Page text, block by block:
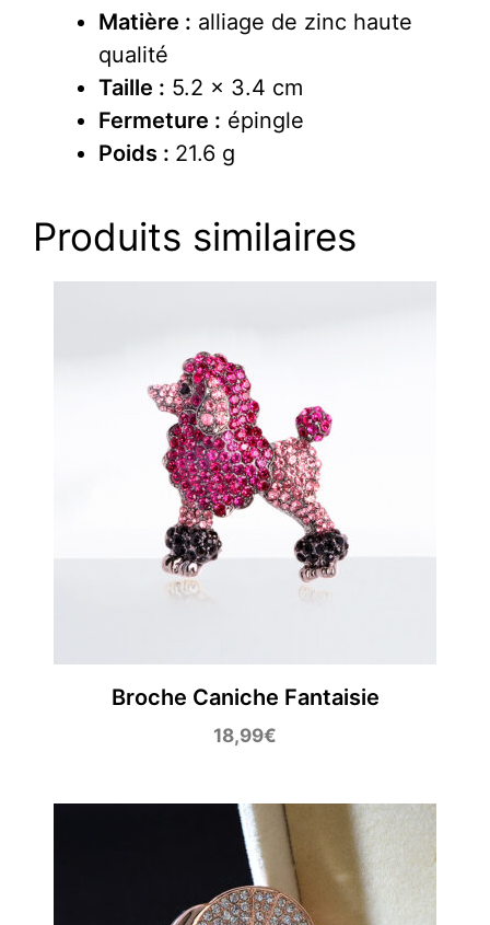
Matière : alliage de zinc haute
qualité
Taille : 5.2 x 3.4 cm
Fermeture : épingle
Poids : 21.6 g
Produits similaires
Broche Caniche Fantaisie
18,99€